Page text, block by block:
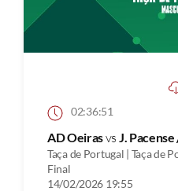
02:36:51
AD Oeirasvs J.
Taça de Portugal | Taça de
Final
14/02/2026 19:55